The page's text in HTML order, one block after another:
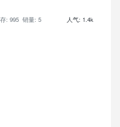
: 995 销量: 5 人气: 1.4k